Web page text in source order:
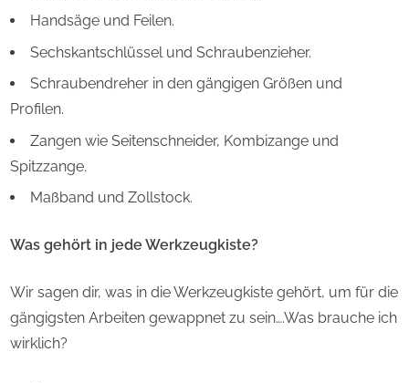
Handsäge und Feilen.
Sechskantschlüssel und Schraubenzieher.
Schraubendreher in den gängigen Größen und
Profilen.
Zangen wie Seitenschneider, Kombizange und
Spitzzange.
Maßband und Zollstock.
Was gehört in jede Werkzeugkiste?
Wir sagen dir, was in die Werkzeugkiste gehört, um für die
gängigsten Arbeiten gewappnet zu sein….Was brauche ich
wirklich?